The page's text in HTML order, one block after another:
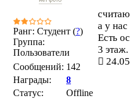
Ранг: Студент (?)
Группа:
Пользователи
Сообщений: 142
Награды:
8
Статус:
Offline
а у
Есть
3